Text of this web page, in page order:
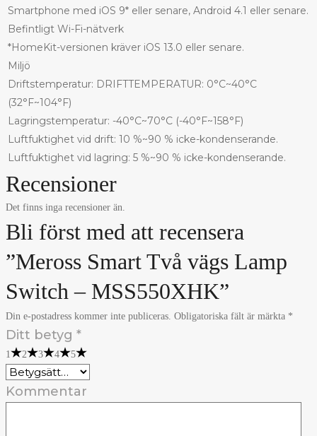
Smartphone med iOS 9* eller senare, Android 4.1 eller senare.
Befintligt Wi-Fi-nätverk
*HomeKit-versionen kräver iOS 13.0 eller senare.
Miljö
Driftstemperatur: DRIFTTEMPERATUR: 0°C~40°C
(32°F~104°F)
Lagringstemperatur: -40°C~70°C (-40°F~158°F)
Luftfuktighet vid drift: 10 %~90 % icke-kondenserande.
Luftfuktighet vid lagring: 5 %~90 % icke-kondenserande.
Recensioner
Det finns inga recensioner än.
Bli först med att recensera
”Meross Smart Två vägs Lamp
Switch – MSS550XHK”
Din e-postadress kommer inte publiceras. Obligatoriska fält är märkta *
Ditt betyg *
1 2 3 4 5
Kommentar